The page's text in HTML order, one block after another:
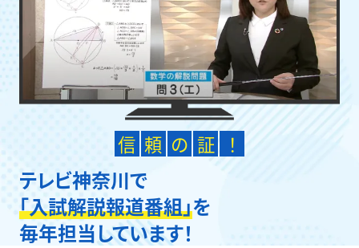
信 頼 の 証 ！
テレビ神奈川で
「入試解説報道番組」を
毎年担当しています！